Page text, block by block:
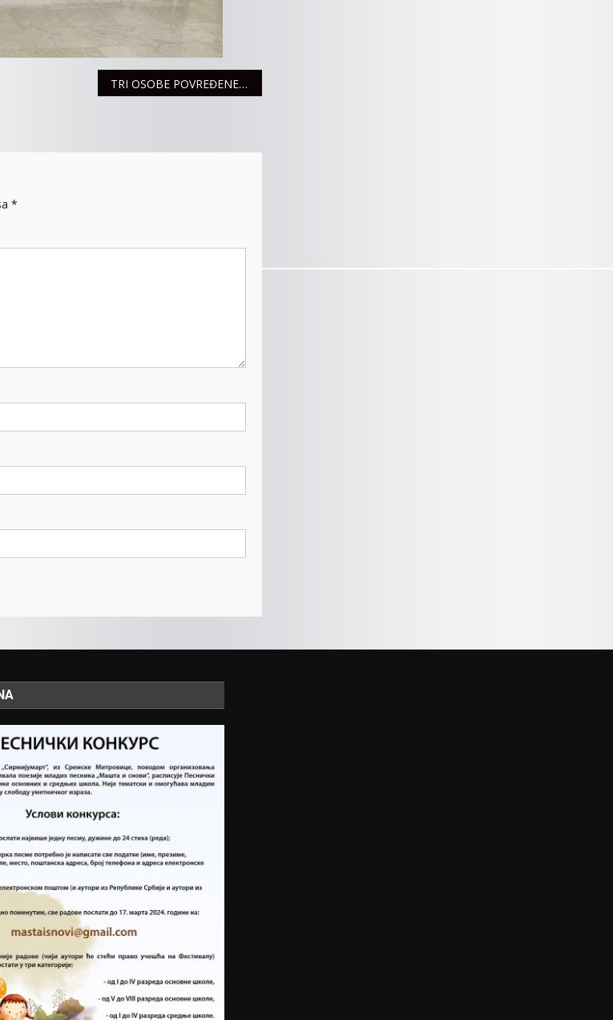
TRI OSOBE POVREĐENE U SAOBRAĆAJU
*